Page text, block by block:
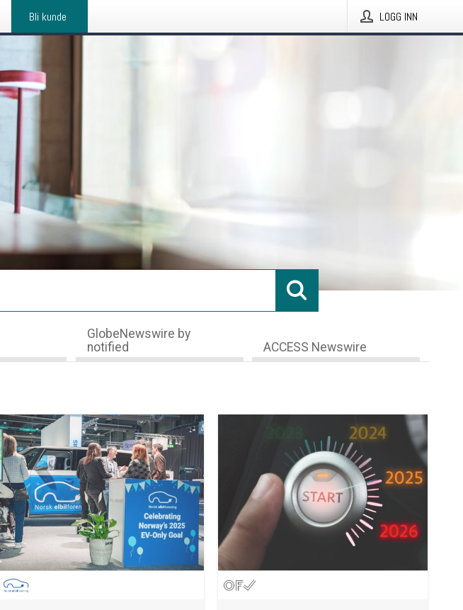
Bli kunde LOGG INN
GlobeNewswire by
notified
ACCESS Newswire